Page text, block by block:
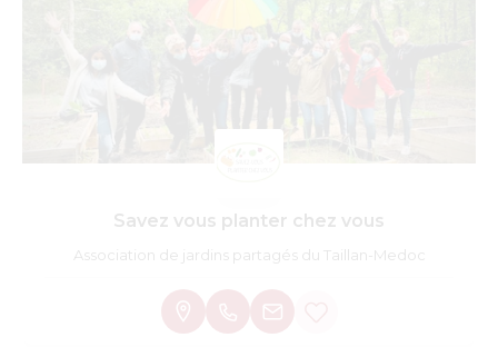
Savez vous planter chez vous
Association de jardins partagés du Taillan-Medoc